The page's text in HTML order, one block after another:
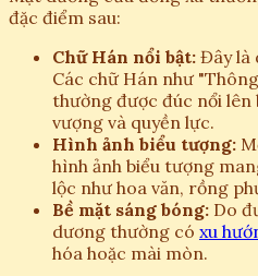
đặc điểm sau:
Chữ Hán nổi bật: Đây là
Các chữ Hán như
thường được đúc nổi
vượng và quyền lực.
Hình ảnh biểu tượng:
hình ảnh biểu tượng
lộc như hoa văn, rồng
Bề mặt sáng bóng: Do
dương thường có xu
hóa hoặc mài mòn.